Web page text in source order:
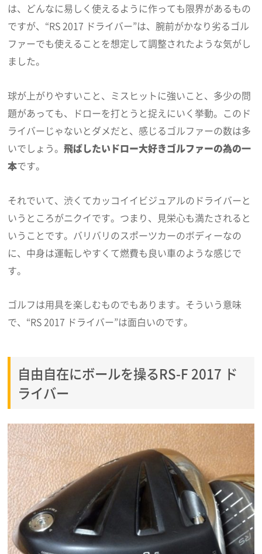
は、どんなに易しく使えるように作っても限界があるもの
ですが、“RS 2017 ドライバー”は、腕前がかなり劣るゴル
ファーでも使えることを想定して調整されたような気がし
ました。
球が上がりやすいこと、ミスヒットに強いこと、多少の問
題があっても、ドローを打とうと捉えにいく挙動。このド
ライバーじゃないとダメだと、感じるゴルファーの数は多
いでしょう。飛ばしたいドロー大好きゴルファーの為の一
本です。
それでいて、渋くてカッコイイビジュアルのドライバーと
いうところがニクイです。つまり、見栄心も満たされると
いうことです。バリバリのスポーツカーのボディーなの
に、中身は運転しやすくて燃費も良い車のような感じで
す。
ゴルフは用具を楽しむものでもあります。そういう意味
で、“RS 2017 ドライバー”は面白いのです。
自由自在にボールを操るRS-F 2017 ド
ライバー